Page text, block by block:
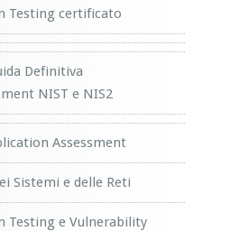
Testing certificato
Definitiva
NIST e NIS2
Assessment
Sistemi e delle Reti
Testing e Vulnerability